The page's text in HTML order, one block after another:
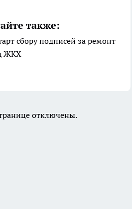
также:
сбору подписей за ремонт
ЖКХ
отключены.